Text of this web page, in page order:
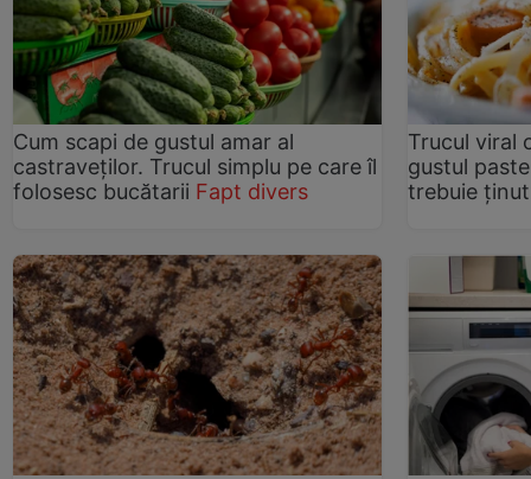
Cum scapi de gustul amar al
castraveților. Trucul simplu pe care îl
folosesc bucătarii Fapt divers
Trucul viral
gustul
trebuie